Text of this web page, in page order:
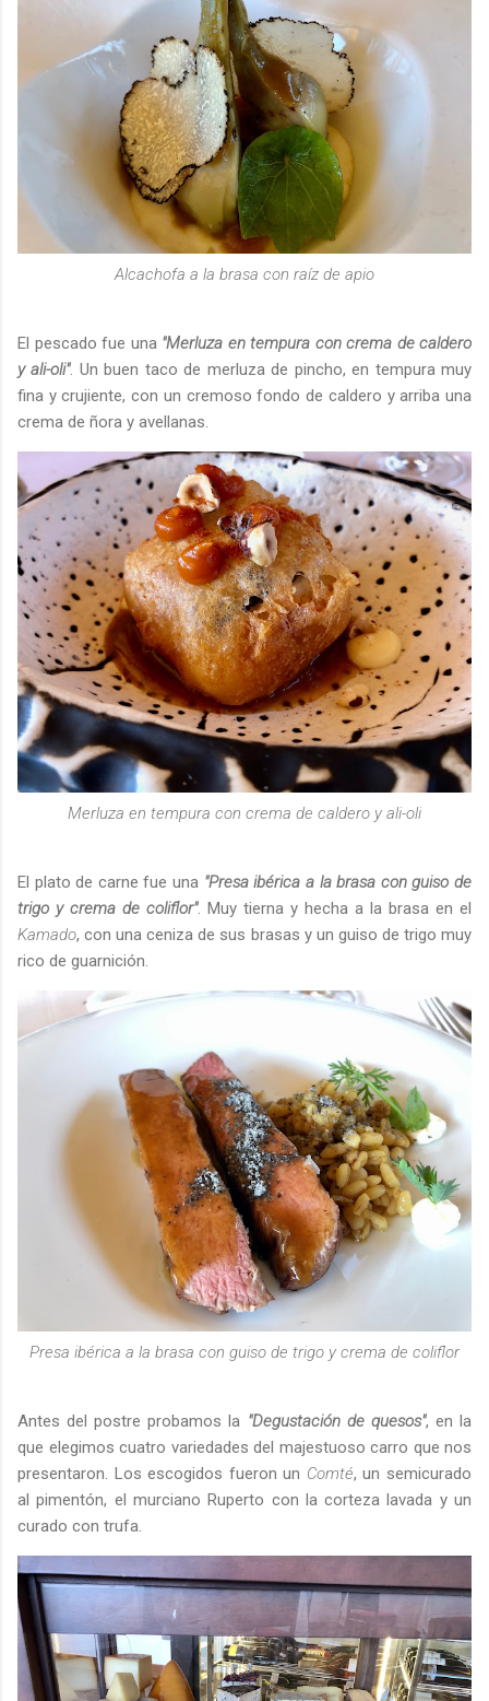
Alcachofa a la brasa con raíz de apio
El pescado fue una "Merluza en tempura con crema de caldero
y ali-oli". Un buen taco de merluza de pincho, en tempura muy
fina y crujiente, con un cremoso fondo de caldero y arriba una
crema de ñora y avellanas.
Merluza en tempura con crema de caldero y ali-oli
El plato de carne fue una "Presa ibérica a la brasa con guiso de
trigo y crema de coliflor". Muy tierna y hecha a la brasa en el
Kamado, con una ceniza de sus brasas y un guiso de trigo muy
rico de guarnición.
Presa ibérica a la brasa con guiso de trigo y crema de coliflor
Antes del postre probamos la "Degustación de quesos", en la
que elegimos cuatro variedades del majestuoso carro que nos
presentaron. Los escogidos fueron un Comté, un semicurado
al pimentón, el murciano Ruperto con la corteza lavada y un
curado con trufa.